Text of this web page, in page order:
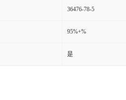
36476-78-5
95%+%
是